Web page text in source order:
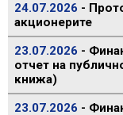
24.07.2026 -
акционерите
23.07.2026 -
отчет на
книжа)
23.07.2026 -